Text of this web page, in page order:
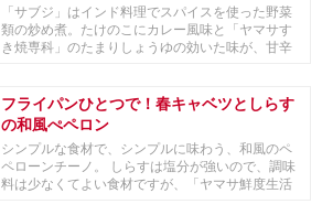
「サブジ」はインド料理でスパイスを使った野菜
類の炒め煮。たけのこにカレー風味と「ヤマサす
き焼専科」のたまりしょうゆの効いた味が、甘辛
フライパンひとつで！春キャベツとしらす
の和風ぺペロン
シンプルな食材で、シンプルに味わう、和風のペ
ペローンチーノ。 しらすは塩分が強いので、調味
料は少なくてよい食材ですが、「ヤマサ鮮度生活